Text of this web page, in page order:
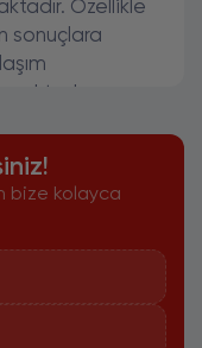
Özellikle
sonuçlara
ve
medya
paylaşarak
geniş
profili
bize kolayca